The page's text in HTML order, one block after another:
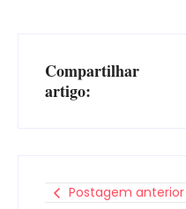
Compartilhar
artigo:
Postagem anterior